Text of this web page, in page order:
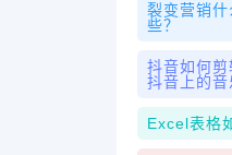
裂变营销
些？
抖音如何
抖音上的
Excel表格